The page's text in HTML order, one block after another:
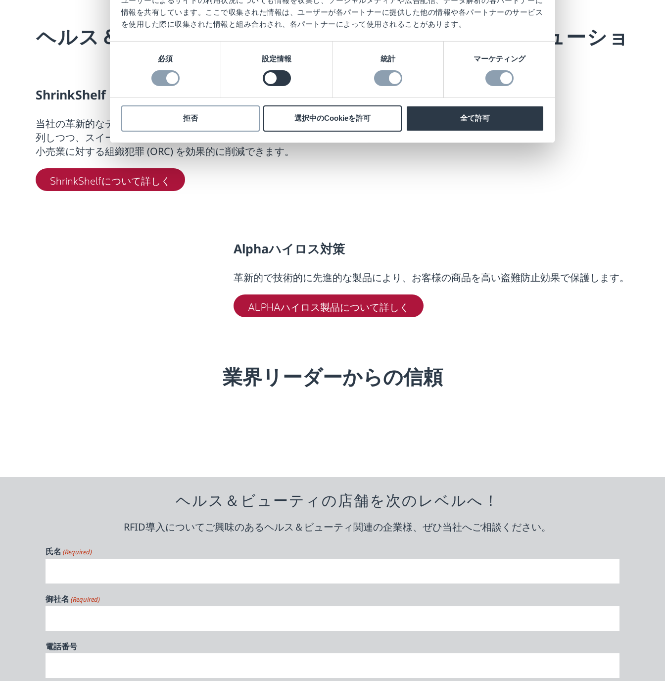
情報を共有しています。ここで収集された情報は、ユーザーが各パートナーに提供した他の情報や各パートナーのサービス
を使用した際に収集された情報と組み合わされ、各パートナーによって使用されることがあります。
同
必須 設定情報 統計 マーケティング
拒否 選択中のCookieを許可 全て許可
ヘルス＆ビューティ向け そのほかのハイセフトソリューショ
ン
ShrinkShelf（シュリンク・シェルフ）
当社の革新的なディスプレイ ソリューションは、ヘルス＆ビューティ商品を魅力的に陳
列しつつ、スイープ行為（商品を大量に一気に盗む行為）を防止する技術を実装。
小売業に対する組織犯罪 (ORC) を効果的に削減できます。
ShrinkShelfについて詳しく
Alphaハイロス対策
革新的で技術的に先進的な製品により、お客様の商品を高い盗難防止効果で保護します。
ALPHAハイロス製品について詳しく
業界リーダーからの信頼
ヘルス＆ビューティの店舗を次のレベルへ！
RFID導入についてご興味のあるヘルス＆ビューティ関連の企業様、ぜひ当社へご相談ください。
氏名 (Required)
御社名 (Required)
電話番号